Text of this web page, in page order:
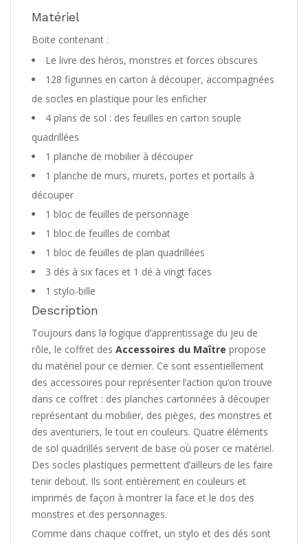
Matériel
Boite contenant :
Le livre des héros, monstres et forces obscures
128 figurines en carton à découper, accompagnées
de socles en plastique pour les enficher
4 plans de sol : des feuilles en carton souple
quadrillées
1 planche de mobilier à découper
1 planche de murs, murets, portes et portails à
découper
1 bloc de feuilles de personnage
1 bloc de feuilles de combat
1 bloc de feuilles de plan quadrillées
3 dés à six faces et 1 dé à vingt faces
1 stylo-bille
Description
Toujours dans la logique d’apprentissage du jeu de
rôle, le coffret des Accessoires du Maître propose
du matériel pour ce dernier. Ce sont essentiellement
des accessoires pour représenter l’action qu’on trouve
dans ce coffret : des planches cartonnées à découper
représentant du mobilier, des pièges, des monstres et
des aventuriers, le tout en couleurs. Quatre éléments
de sol quadrillés servent de base où poser ce matériel.
Des socles plastiques permettent d’ailleurs de les faire
tenir debout. Ils sont entièrement en couleurs et
imprimés de façon à montrer la face et le dos des
monstres et des personnages.
Comme dans chaque coffret, un stylo et des dés sont